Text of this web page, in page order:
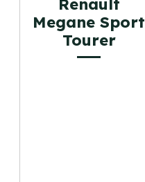
Renault
Megane Sport
Tourer